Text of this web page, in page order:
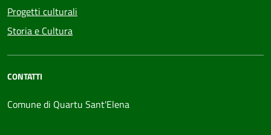
Progetti culturali
Storia e Cultura
CONTATTI
Comune di Quartu Sant'Elena